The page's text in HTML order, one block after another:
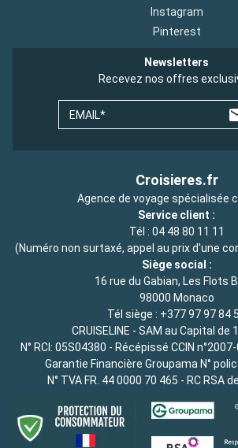
Instagram
Pinterest
Newsletters
Recevez nos offres
EMAIL*
Croisieres.fr
Agence de voyage spécialisée
Service client :
Tél : 04 48 80 11 11
(Numéro non surtaxé, appel au prix d'une
Siège social :
16 rue du Gabian, Les Flots
98000 Monaco
Tél siège : +377 97 97 84
CRUISELINE - SAM au Capital de
N° RCI: 05S04380 - Récépissé CCIN
Garantie Financière Groupama N°
N° TVA FR. 44 0000 70 465 - RC RSA